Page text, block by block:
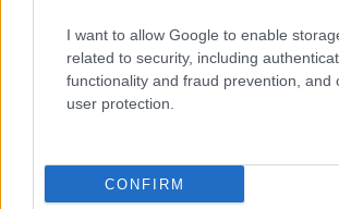
I want to allow Google to enable
related to security, including
functionality and fraud prevention, and
user protection.
CONFIRM